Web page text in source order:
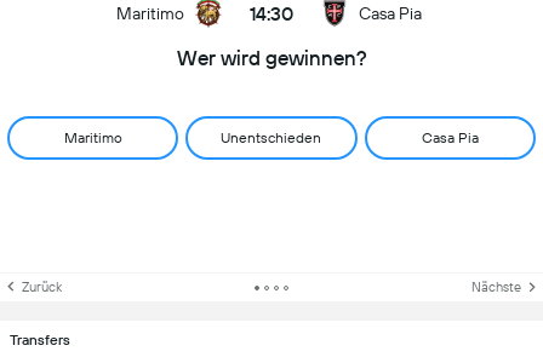
Maritimo 14:30 Casa Pia
Wer wird gewinnen?
Maritimo Unentschieden Casa Pia
Zurück Nächste
Transfers